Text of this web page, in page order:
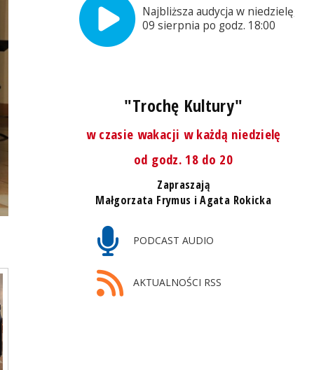
Najbliższa audycja w niedzielę,
09 sierpnia po godz. 18:00
"Trochę Kultury"
w czasie wakacji w każdą niedzielę
od godz. 18 do 20
Zapraszają
Małgorzata Frymus i Agata Rokicka
PODCAST AUDIO
AKTUALNOŚCI RSS